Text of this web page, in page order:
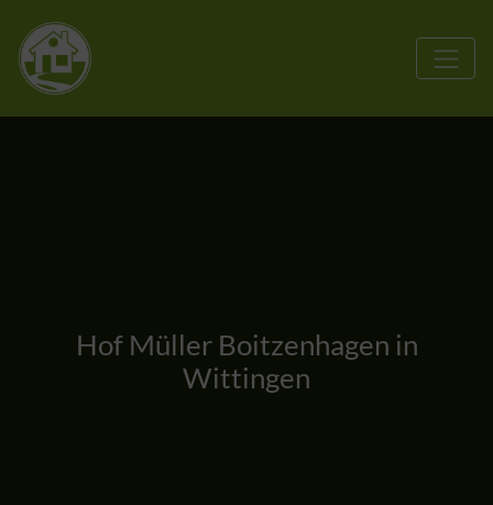
Hof Müller Boitzenhagen in
Wittingen